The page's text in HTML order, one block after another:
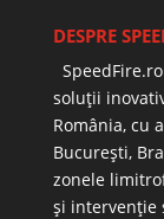
DESPRE
soluții
România, cu
București,
zonele
și intervenție